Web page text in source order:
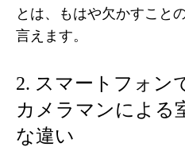
とは、もはや欠かすこと
言えます。
2. スマートフォン
カメラマンによる
な違い